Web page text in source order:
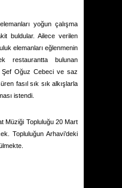
yoğun çalışma
buldular. Ailece verilen
elemanları eğlenmenin
restaurantta bulunan
Oğuz Cebeci ve saz
fasıl sık sık alkışlarla
istendi.
Topluluğu 20 Mart
Topluluğun Arhavi’deki